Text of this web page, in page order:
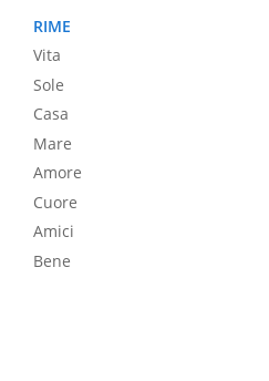
RIME
Vita
Sole
Casa
Mare
Amore
Cuore
Amici
Bene